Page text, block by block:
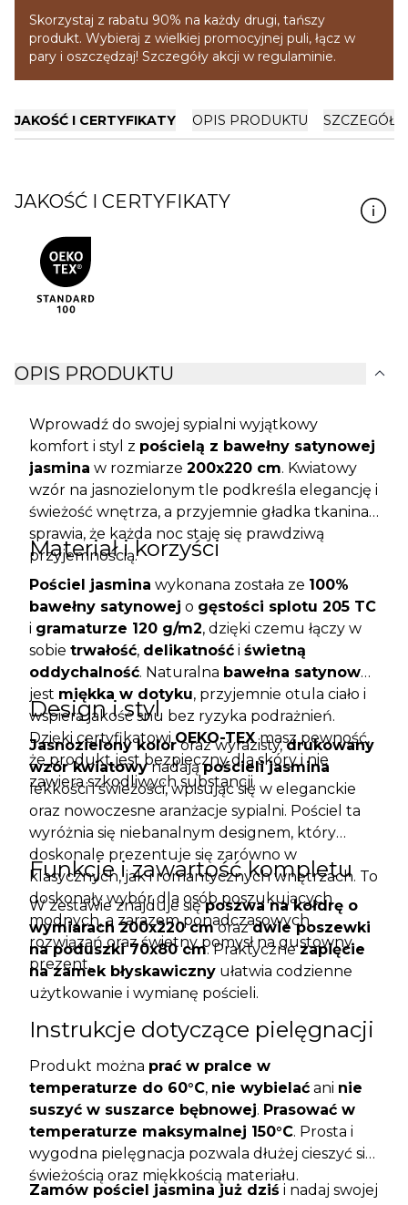
Skorzystaj z rabatu 90% na każdy drugi, tańszy
produkt. Wybieraj z wielkiej promocyjnej puli, łącz w
pary i oszczędzaj! Szczegóły akcji w regulaminie.
JAKOŚĆ I CERTYFIKATY OPIS PRODUKTU
JAKOŚĆ I CERTYFIKATY
OPIS PRODUKTU expand_more
Wprowadź do swojej sypialni wyjątkowy
komfort i styl z pościelą z bawełny satynowej
jasmina w rozmiarze 200x220 cm. Kwiatowy
wzór na jasnozielonym tle podkreśla elegancję i
świeżość wnętrza, a przyjemnie gładka tkanina
sprawia, że każda noc staje się prawdziwą
przyjemnością.
Materiał i korzyści
Pościel jasmina wykonana została ze 100%
bawełny satynowej o gęstości splotu 205 TC
i gramaturze 120 g/m2, dzięki czemu łączy w
sobie trwałość, delikatność i świetną
oddychalność. Naturalna bawełna satynowa
jest miękka w dotyku, przyjemnie otula ciało i
wspiera jakość snu bez ryzyka podrażnień.
Dzięki certyfikatowiOEKO-TEXmasz pewność,
że produkt jest bezpieczny dla skóry i nie
zawiera szkodliwych substancji.
Design i styl
Jasnozielony kolororaz wyrazisty,drukowany
wzór kwiatowynadająpościeli jasmina
lekkości i świeżości, wpisując się w eleganckie
oraz nowoczesne aranżacje sypialni. Pościel ta
wyróżnia się niebanalnym designem, który
doskonale prezentuje się zarówno w
klasycznych, jak i romantycznych wnętrzach. To
doskonały wybór dla osób poszukujących
modnych, a zarazem ponadczasowych
rozwiązań oraz świetny pomysł na gustowny
prezent.
Funkcje i zawartość kompletu
W zestawie znajduje sięposzwa na kołdrę o
wymiarach 200x220 cmorazdwie poszewki
na poduszki 70x80 cm. Praktycznezapięcie
na zamek błyskawiczny ułatwia codzienne
użytkowanie i wymianę pościeli.
Instrukcje dotyczące pielęgnacji
Produkt można prać w pralce w
temperaturze do 60°C, nie wybielać ani nie
suszyć w suszarce bębnowej. Prasować w
temperaturze maksymalnej 150°C. Prosta i
wygodna pielęgnacja pozwala dłużej cieszyć się
świeżością oraz miękkością materiału.
Zamów pościel jasmina już dziś i nadaj swojej